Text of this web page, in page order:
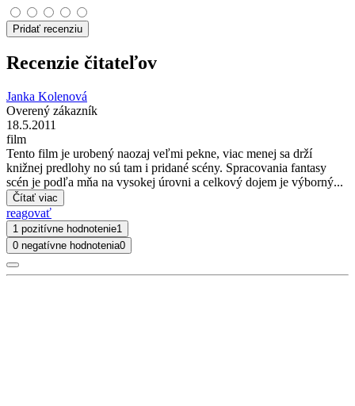
Pridať recenziu
Recenzie čitateľov
Janka Kolenová
Overený zákazník
18.5.2011
film
Tento film je urobený naozaj veľmi pekne, viac menej sa drží
knižnej predlohy no sú tam i pridané scény. Spracovania fantasy
scén je podľa mňa na vysokej úrovni a celkový dojem je výborný...
Čítať viac
reagovať
1 pozitívne hodnotenie1
0 negatívne hodnotenia0